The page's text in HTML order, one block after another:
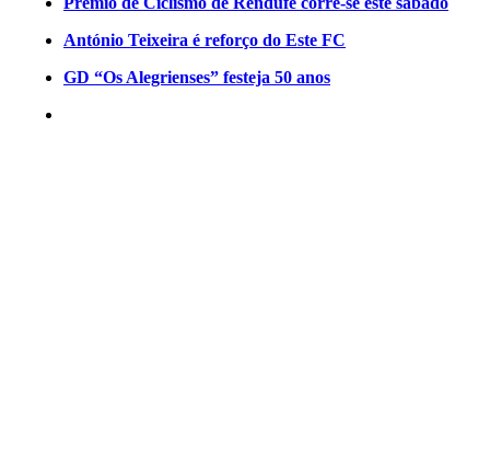
António Teixeira é reforço do Este FC
GD “Os Alegrienses” festeja 50 anos